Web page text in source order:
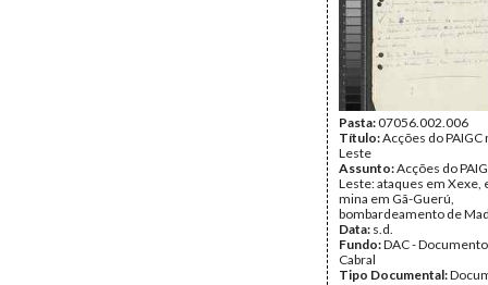
Pasta:07056.002.006
Título:Acções do PAIGC
Leste
Assunto:Acções do
Leste: ataques em Xexe,
mina em Gã-Guerú,
bombardeamento de
Data: s.d.
Fundo:DAC -
Cabral
Tipo Documental: